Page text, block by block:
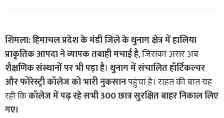
शिमला: हिमाचल प्रदेश के मंडी जिले के थुनाग क्षेत्र में हालिया
प्राकृतिक आपदा ने व्यापक तबाही मचाई है, जिसका असर अब
शैक्षणिक संस्थानों पर भी पड़ा है। थुनाग में संचालित हॉर्टिकल्चर
और फोरेस्ट्री कॉलेज को भारी नुकसानपहुंचा है। राहत की बात यह
रही किकॉलेज में पढ़ रहे सभी 300 छात्र सुरक्षित बाहर निकाल लिए
गए।